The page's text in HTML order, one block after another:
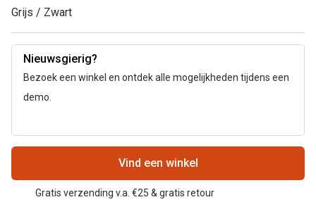
Bekijk alle brillenacties
Uitgelicht
Nieuwe collectie
Merken
Gucci
iWear
Acuvue
Bausch +
Grijs / Zwart
Nieuwsgierig?
Bezoek een winkel en ontdek alle mogelijkheden tijdens een
demo.
Vind een winkel
Gratis verzending v.a. €25 & gratis retour